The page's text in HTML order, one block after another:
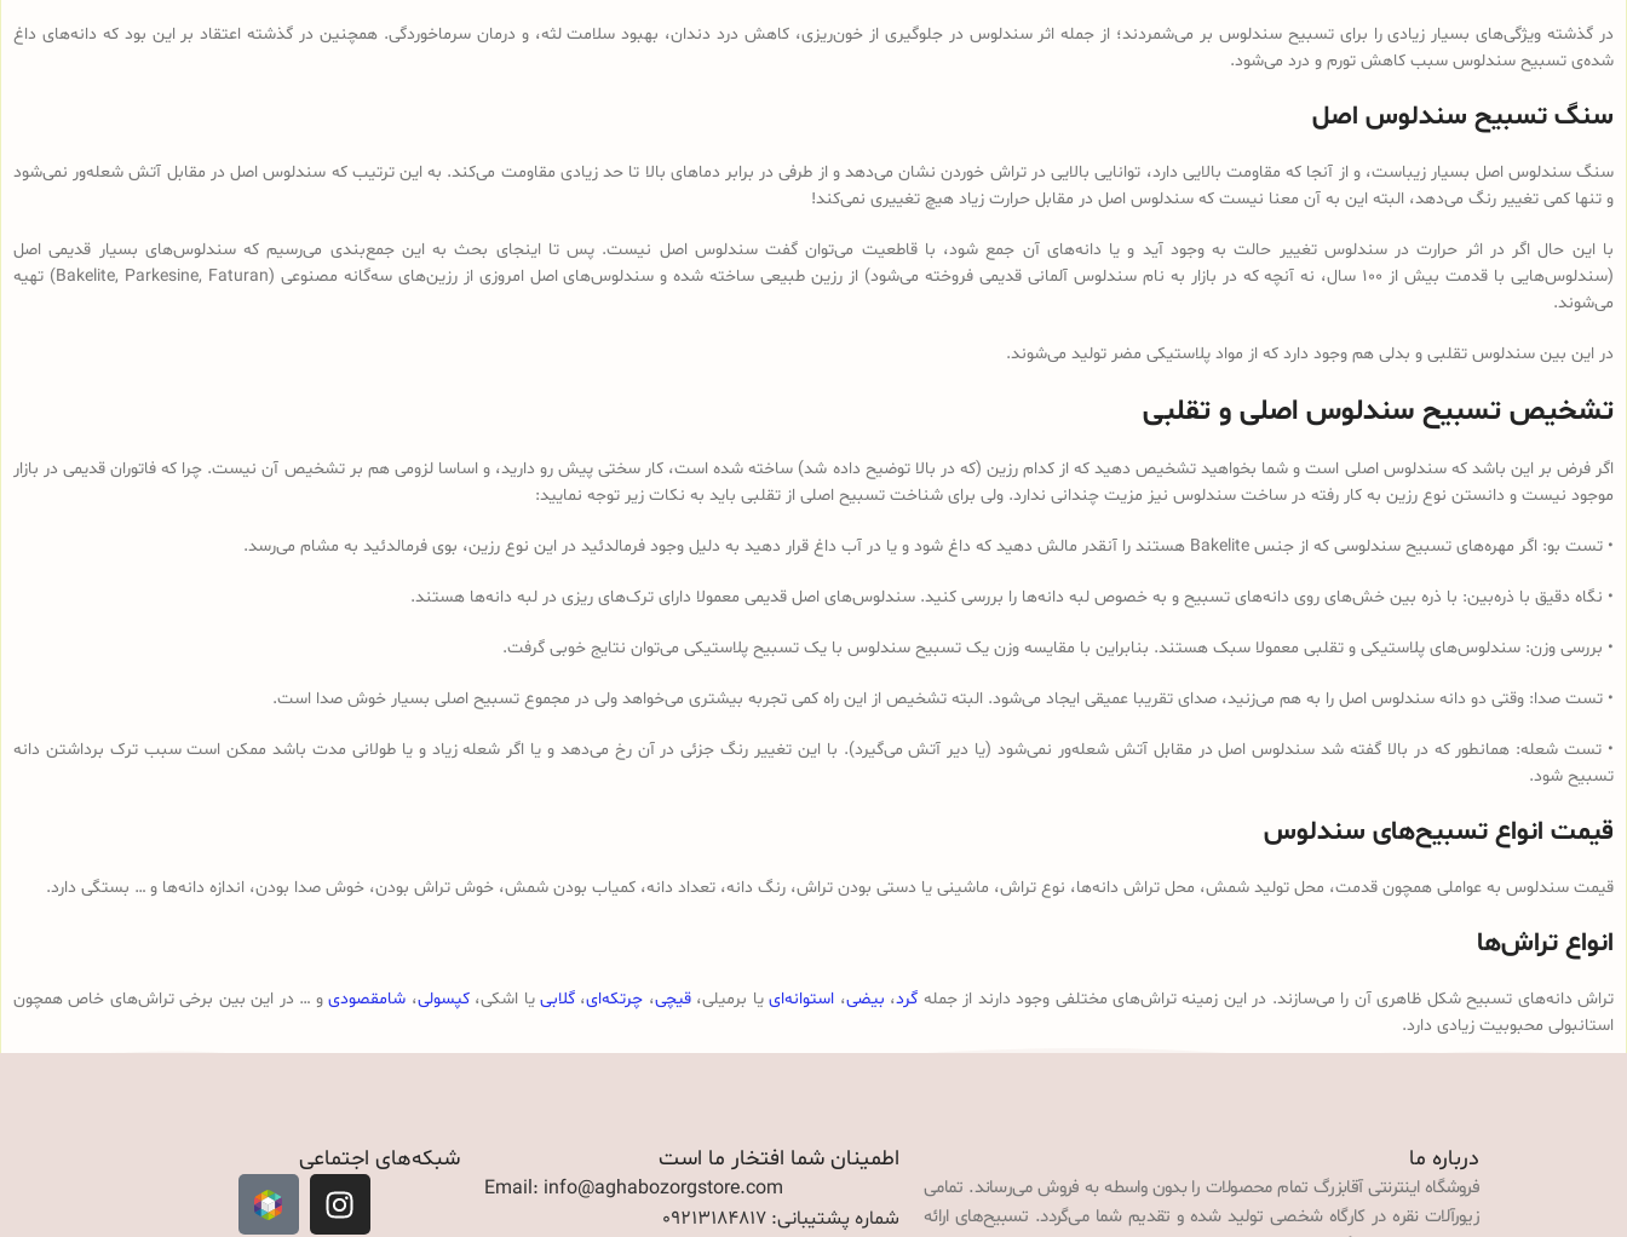
در گذشته ویژگی‌های بسیار زیادی را برای تسبیح سندلوس بر می‌شمردند؛ از جمله اثر سندلوس در جلوگیری از خون‌ریزی، کاهش درد دندان، بهبود سلامت لثه، و درمان سرماخوردگی. همچنین در گذشته اعتقاد بر این بود که دانه‌های داغ
شده‌ی تسبیح سندلوس سبب کاهش تورم و درد می‌شود.
سنگ تسبیح سندلوس اصل
سنگ سندلوس اصل بسیار زیباست، و از آنجا که مقاومت بالایی دارد، توانایی بالایی در تراش خوردن نشان می‌دهد و از طرفی در برابر دماهای بالا تا حد زیادی مقاومت می‌کند. به این ترتیب که سندلوس اصل در مقابل آتش شعله‌ور نمی‌شود
و تنها کمی تغییر رنگ می‌دهد، البته این به آن معنا نیست که سندلوس اصل در مقابل حرارت زیاد هیچ تغییری نمی‌کند!
با این حال اگر در اثر حرارت در سندلوس تغییر حالت به وجود آید و یا دانه‌های آن جمع شود، با قاطعیت می‌توان گفت سندلوس اصل نیست. پس تا اینجای بحث به این جمع‌بندی می‌رسیم که سندلوس‌های بسیار قدیمی اصل
(سندلوس‌هایی با قدمت بیش از 100 سال، نه آنچه که در بازار به نام سندلوس آلمانی قدیمی فروخته می‌شود) از رزین طبیعی ساخته شده و سندلوس‌‌های اصل امروزی از رزین‌های سه‌گانه مصنوعی (Bakelite, Parkesine, Faturan) تهیه
می‌شوند.
در این بین سندلوس تقلبی و بدلی هم وجود دارد که از مواد پلاستیکی مضر تولید می‌شوند.
تشخیص تسبیح سندلوس اصلی و تقلبی
اگر فرض بر این باشد که سندلوس اصلی است و شما بخواهید تشخیص دهید که از کدام رزین (که در بالا توضیح داده شد) ساخته شده است، کار سختی پیش رو دارید، و اساسا لزومی هم بر تشخیص آن نیست. چرا که فاتوران قدیمی در بازار
موجود نیست و دانستن نوع رزین به کار رفته در ساخت سندلوس نیز مزیت چندانی ندارد. ولی برای شناخت تسبیح اصلی از تقلبی باید به نکات زیر توجه نمایید:
• تست بو: اگر مهره‌های تسبیح‌ سندلوسی که از جنس Bakelite هستند را آنقدر مالش دهید که داغ شود و یا در آب داغ قرار دهید به دلیل وجود فرمالدئید در این نوع رزین، بوی فرمالدئید به مشام می‌رسد.
• نگاه دقیق با ذره‌بین: با ذره بین خش‌های روی دانه‌های تسبیح و به خصوص لبه دانه‌ها را بررسی کنید. سندلوس‌های اصل قدیمی معمولا دارای ترک‌های ریزی در لبه دانه‌ها هستند.
• بررسی وزن: سندلوس‌های پلاستیکی و تقلبی معمولا سبک هستند. بنابراین با مقایسه وزن یک تسبیح سندلوس با یک تسبیح پلاستیکی می‌توان نتایج خوبی گرفت.
• تست صدا: وقتی دو دانه سندلوس اصل را به هم می‌زنید، صدای تقریبا عمیقی ایجاد می‌شود. البته تشخیص از این راه کمی تجربه بیشتری می‌خواهد ولی در مجموع تسبیح اصلی بسیار خوش صدا است.
• تست شعله: همانطور که در بالا گفته شد سندلوس اصل در مقابل آتش شعله‌ور نمی‌شود (یا دیر آتش می‌گیرد). با این تغییر رنگ جزئی در آن رخ می‌دهد و یا اگر شعله زیاد و یا طولانی مدت باشد ممکن است سبب ترک برداشتن دانه
تسبیح شود.
قیمت انواع تسبیح‌های سندلوس
قیمت سندلوس به عواملی همچون قدمت، محل تولید شمش، محل تراش دانه‌ها، نوع تراش، ماشینی یا دستی بودن تراش، رنگ دانه، تعداد دانه، کمیاب بودن شمش، خوش تراش بودن، خوش صدا بودن، اندازه دانه‌ها و … بستگی دارد.
انواع تراش‌ها
تراش دانه‌های تسبیح شکل ظاهری آن را می‌سازند. در این زمینه تراش‌های مختلفی وجود دارند از جمله گرد، بیضی، استوانه‌اییا برمیلی،قیچی، چرتکه‌ای، گلابی یا اشکی،کپسولی، شامقصودیو … در این بین برخی تراش‌های خاص همچون
استانبولی محبوبیت زیادی دارد.
درباره ما
فروشگاه اینترنتی آقابزرگ تمام محصولات را بدون واسطه به فروش می‌رساند. تمامی
زیورآلات نقره در کارگاه شخصی تولید شده و تقدیم شما می‌گردد. تسبیح‌های ارائه
اطمینان شما افتخار ما است
Email: info@aghabozorgstore.com
شماره پشتیبانی: 09213184817
شبکه‌های اجتماعی